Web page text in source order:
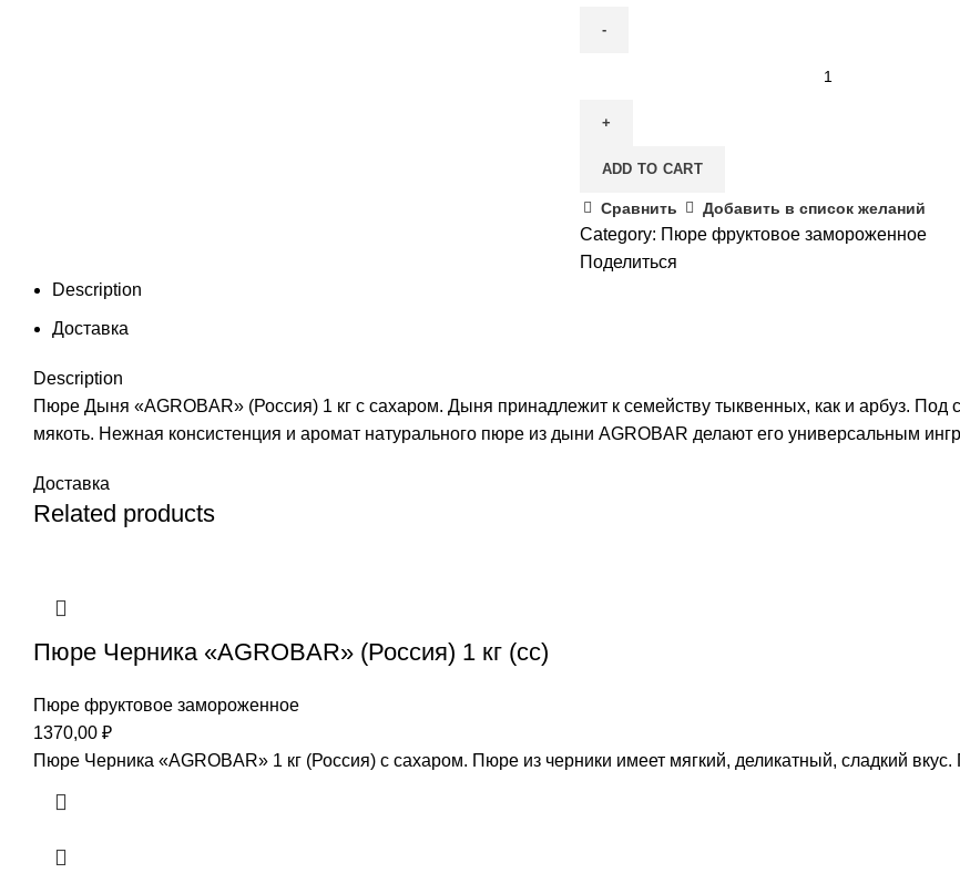
ADD TO CART
Сравнить Добавить в список желаний
Category: Пюре фруктовое замороженное
Поделиться
Description
Доставка
Description
Пюре Дыня «AGROBAR» (Россия) 1 кг с сахаром. Дыня принадлежит к семейству тыквенных, как и арбуз. Под
мякоть. Нежная консистенция и аромат натурального пюре из дыни AGROBAR делают его универсальным
Доставка
Related products
Пюре Черника «AGROBAR» (Россия) 1 кг (сс)
Пюре фруктовое замороженное
1370,00 ₽
Пюре Черника «AGROBAR» 1 кг (Россия) с сахаром. Пюре из черники имеет мягкий, деликатный, сладкий